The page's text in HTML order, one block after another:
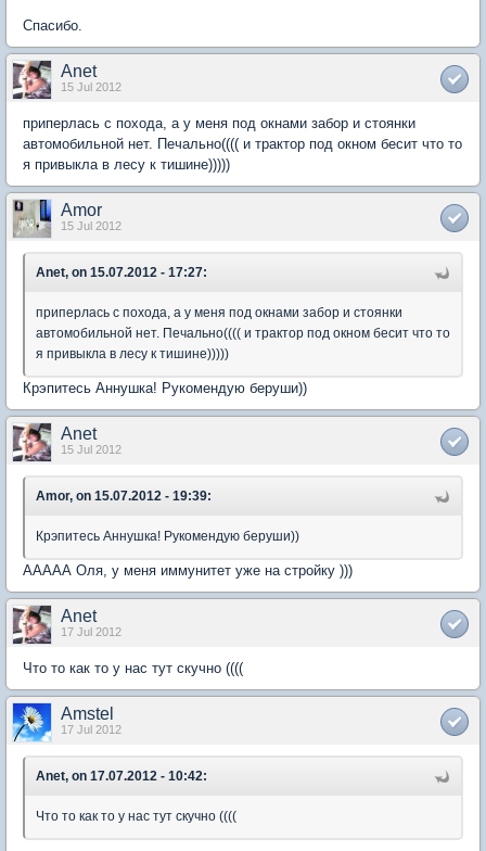
Спасибо.
Anet
15 Jul 2012
приперлась с похода, а у меня под окнами забор и стоянки
автомобильной нет. Печально(((( и трактор под окном бесит что то
я привыкла в лесу к тишине)))))
Amor
15 Jul 2012
Anet, on 15.07.2012 - 17:27:
приперлась с похода, а у меня под окнами забор и стоянки
автомобильной нет. Печально(((( и трактор под окном бесит что то
я привыкла в лесу к тишине)))))
Крэпитесь Аннушка! Рукомендую беруши))
Anet
15 Jul 2012
Amor, on 15.07.2012 - 19:39:
Крэпитесь Аннушка! Рукомендую беруши))
ААААА Оля, у меня иммунитет уже на стройку )))
Anet
17 Jul 2012
Что то как то у нас тут скучно ((((
Amstel
17 Jul 2012
Anet, on 17.07.2012 - 10:42:
Что то как то у нас тут скучно ((((